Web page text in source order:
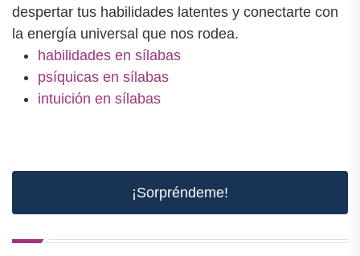
despertar tus habilidades latentes y conectarte con
la energía universal que nos rodea.
habilidades en sílabas
psíquicas en sílabas
intuición en sílabas
¡Sorpréndeme!